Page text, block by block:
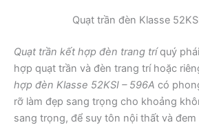
Quạt trần đèn Klasse
Quạt trần kết hợp đèn trang tríquý
hợp quạt trần và đèn trang trí hoặc
hợp đèn Klasse 52KSI – 596A có
rỡ làm đẹp sang trọng cho khoảng
sang trọng, để suy tôn nội thất và